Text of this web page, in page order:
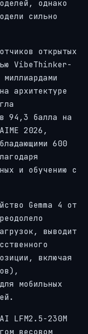
однако
сильно
открытых
VibeThinker-
архитектуре
в 94,3 балла на
2026,
600
и обучению с
Gemma 4 от
выводит
включая
мобильных
LFM2.5-230M
весовом